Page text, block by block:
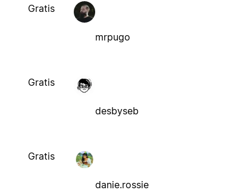
Gratis
mrpugo
Gratis
desbyseb
Gratis
danie.rossie